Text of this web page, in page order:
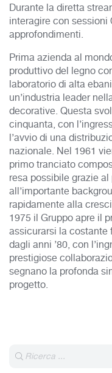
Durante la diretta
interagire con sessioni
approfondimenti.
Prima azienda al
produttivo del legno
laboratorio di alta
un’industria leader
decorative. Questa
cinquanta, con
l’avvio di una
nazionale. Nel 1961
primo tranciato
resa possibile grazie
all’importante
rapidamente alla
1975 il Gruppo apre il
assicurarsi la costante
dagli anni ’80, con
prestigiose
segnano la profonda
progetto.